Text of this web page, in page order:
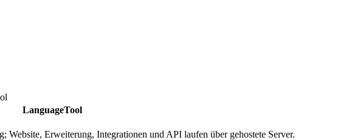
LanguageTool
Erweiterung, Integrationen und API laufen über gehostete Server.